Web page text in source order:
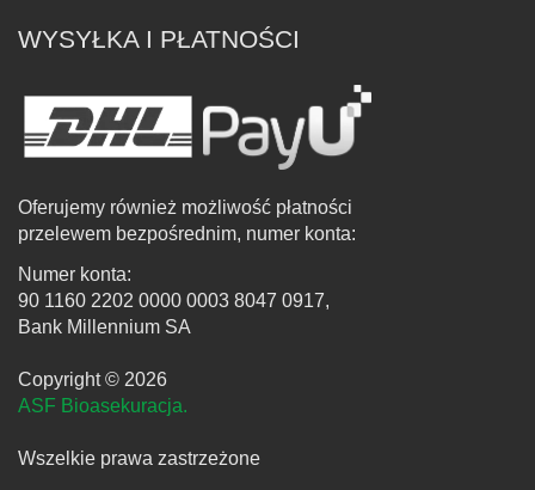
WYSYŁKA I PŁATNOŚCI
Oferujemy również możliwość płatności
przelewem bezpośrednim, numer konta:
Numer konta:
90 1160 2202 0000 0003 8047 0917,
Bank Millennium SA
Copyright © 2026
ASF Bioasekuracja.
Wszelkie prawa zastrzeżone